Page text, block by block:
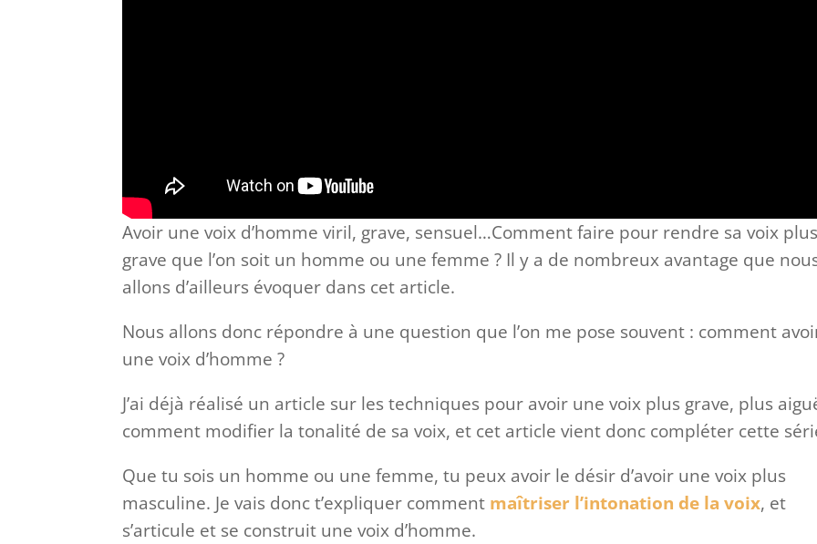
Avoir une voix d’homme viril, grave, sensuel…Comment faire pour rendre sa voix
grave que l’on soit un homme ou une femme ? Il y a de nombreux avantage que
allons d’ailleurs évoquer dans cet article.
Nous allons donc répondre à une question que l’on me pose souvent : comment
une voix d’homme ?
J’ai déjà réalisé un article sur les techniques pour avoir une voix plus grave, plus
comment modifier la tonalité de sa voix, et cet article vient donc compléter cette
Que tu sois un homme ou une femme, tu peux avoir le désir d’avoir une voix plus
masculine. Je vais donc t’expliquer comment maîtriser l’intonation de la voix, et
s’articule et se construit une voix d’homme.